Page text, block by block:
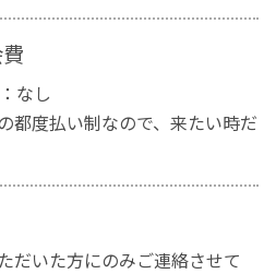
なし
都度払い制なので、来たい時だ
だいた方にのみご連絡させて